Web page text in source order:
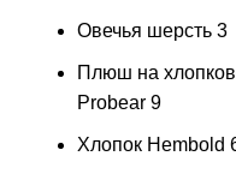
Овечья шерсть 3
Плюш на
Probear 9
Хлопок Hembold